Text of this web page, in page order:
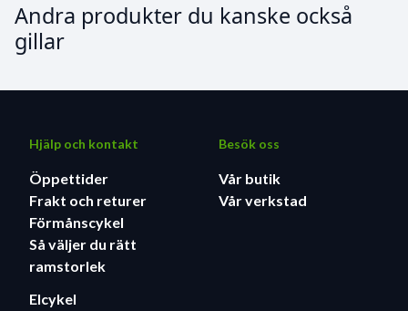
Andra produkter du kanske också
gillar
Hjälp och kontakt
Öppettider
Frakt och returer
Förmånscykel
Så väljer du rätt
ramstorlek
Elcykel
Besök oss
Vår butik
Vår verkstad